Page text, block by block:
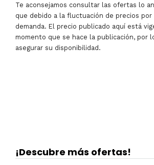
Te aconsejamos consultar las ofertas lo
que debido a la fluctuación de precios
demanda. El precio publicado aquí está
momento que se hace la publicación, por
asegurar su disponibilidad.
¡Descubre más ofertas!